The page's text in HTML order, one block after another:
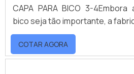
CAPA PARA BICO 3-
bico seja tão importante, a
COTAR AGORA